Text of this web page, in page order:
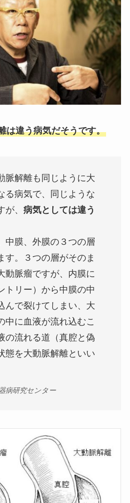
は違う病気だそうです。
脈解離も同じように大
る病気で、同じような
、 病気としては違う
中膜、外膜の３つの層
す。３つの層がそのま
動脈瘤ですが、内膜に
トリー）から中膜の中
んで裂けてしまい、大
中に血液が流れ込むこ
の流れる道（真腔と偽
態を大動脈解離といい
病研究センター